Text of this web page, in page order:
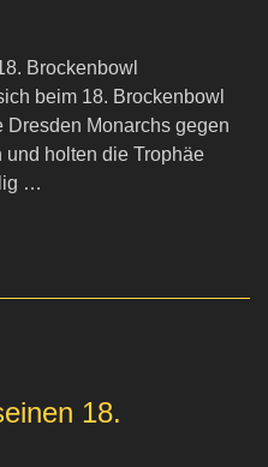
Brockenbowl
beim 18. Brockenbowl
Monarchs gegen
und holten die Trophäe
…
18.